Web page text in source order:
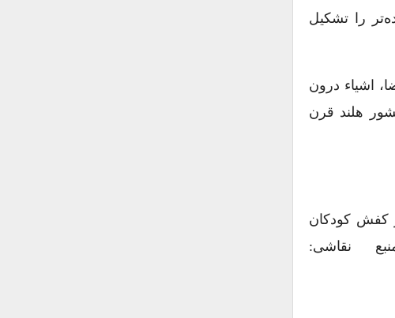
را تشکیل
اشیاء درون
هلند قرن
کفش کودکان
نقاشی: